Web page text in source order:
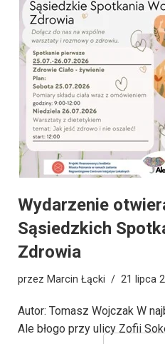
Wydarzenie
Sąsiedzkich
Zdrowia
przez Marcin Łącki 21 lipca
Autor: Tomasz Wojczak W
Ale błogo przy ulicy Zofii